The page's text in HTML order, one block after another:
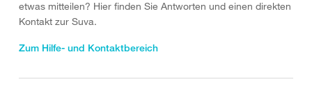
etwas mitteilen? Hier finden Sie Antworten und einen direkten
Kontakt zur Suva.
Zum Hilfe- und Kontaktbereich